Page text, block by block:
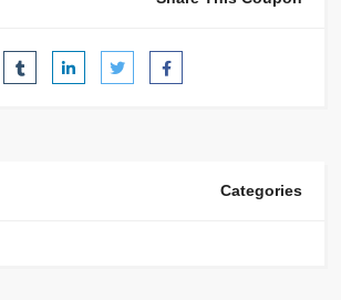
Categories